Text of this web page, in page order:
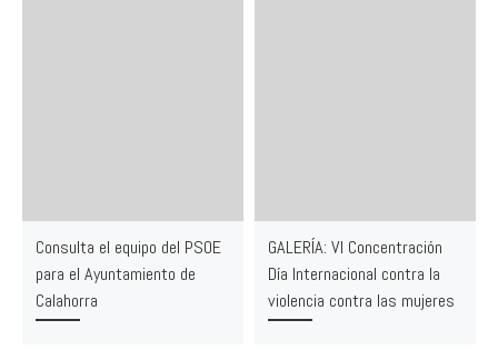
Consulta el equipo del PSOE
para el Ayuntamiento de
Calahorra
GALERÍA: VI Concentración
Día Internacional contra la
violencia contra las mujeres